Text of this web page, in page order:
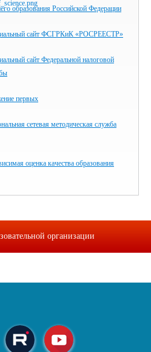
образования Российской Федерации
сайт ФСГРКиК «РОСРЕЕСТР»
сайт Федеральной налоговой
первых
сетевая методическая служба
оценка качества образования
организации